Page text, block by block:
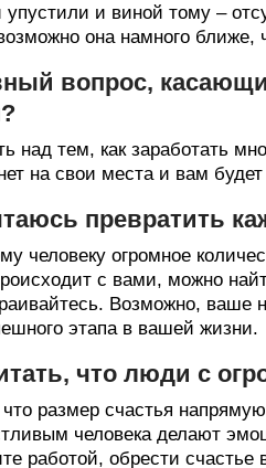
и виной тому –
она намного ближе,
вопрос,
над тем, как заработать
на свои места и вам
превратить
человеку огромное
с вами, можно
Возможно, ваше
этапа в вашей жизни.
что люди с
размер счастья
человека делают
работой, обрести